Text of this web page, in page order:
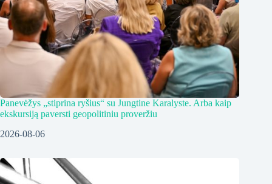
Panevėžys „stiprina ryšius“ su Jungtine Karalyste. Arba kaip
ekskursiją paversti geopolitiniu proveržiu
2026-08-06